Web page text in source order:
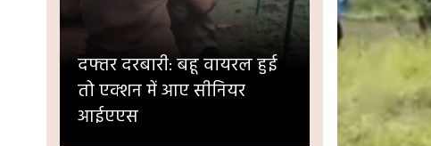
दफ्तर दरबारी: बहू वायरल हुई
तो एक्शन में आए सीनियर
आईएएस